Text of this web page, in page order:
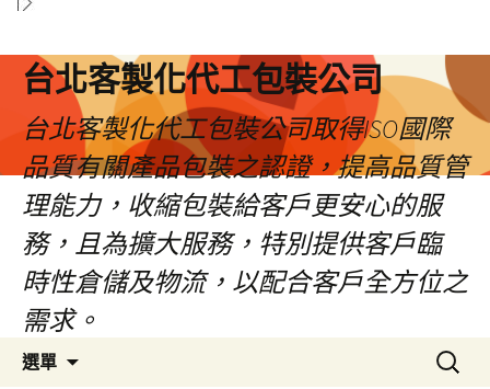
台北客製化代工包裝公司
台北客製化代工包裝公司取得ISO國際
品質有關產品包裝之認證，提高品質管
理能力，收縮包裝給客戶更安心的服
務，且為擴大服務，特別提供客戶臨
時性倉儲及物流，以配合客戶全方位之
需求。
選單
搜
尋